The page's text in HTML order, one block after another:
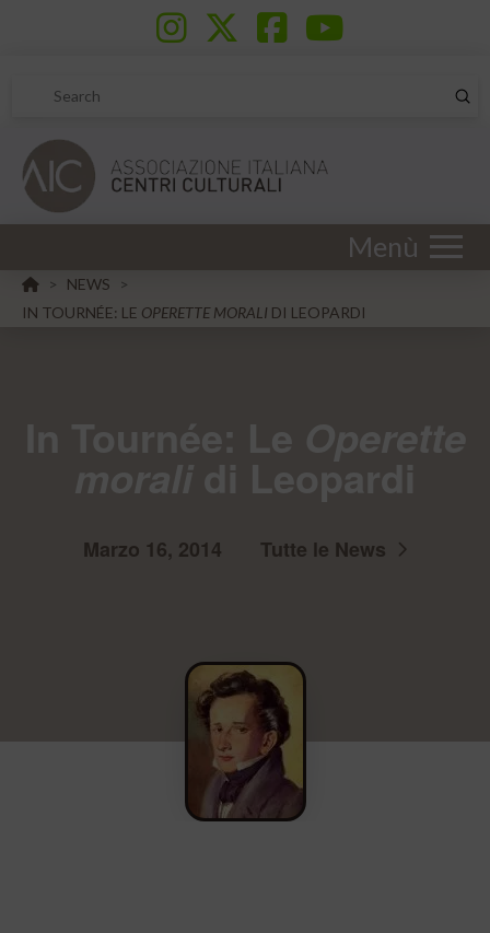
Search
Menù
HOME
> NEWS
>
IN TOURNÉE: LE OPERETTE MORALI DI LEOPARDI
Marzo 16, 2014 Tutte le News